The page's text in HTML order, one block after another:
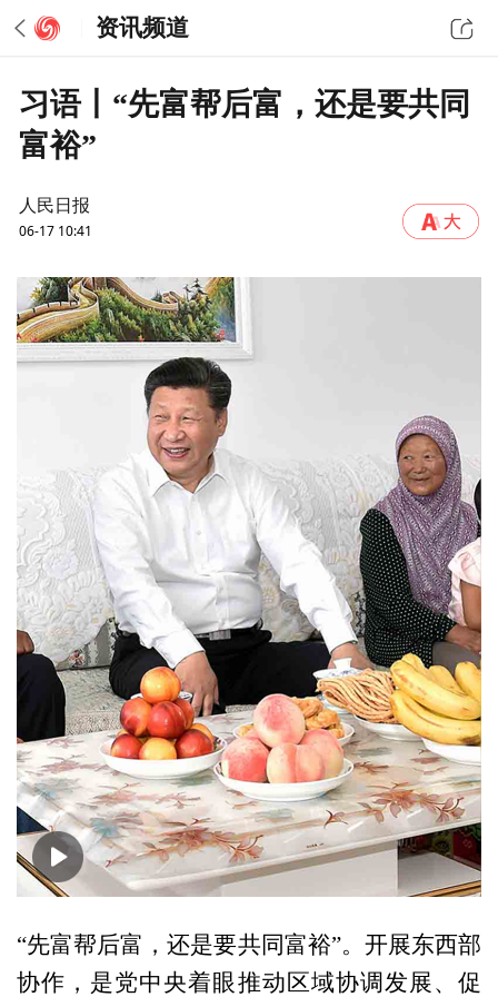
资讯频道
习语丨“先富帮后富，还是要共同
富裕”
人民日报
06-17 10:41
00:00 01:24
“先富帮后富，还是要共同富裕”。开展东西部
协作，是党中央着眼推动区域协调发展、促